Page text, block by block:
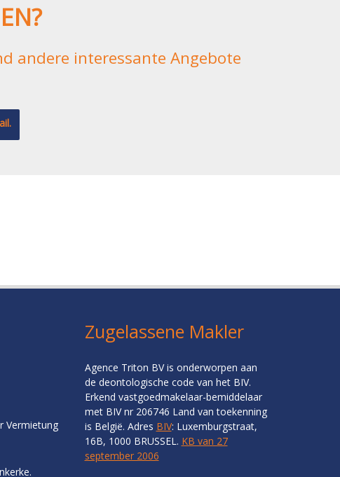
andere interessante Angebote
Vermietung
Zugelassene Makler
Agence Triton BV is onderworpen aan
de deontologische code van het BIV.
Erkend vastgoedmakelaar-bemiddelaar
met BIV nr 206746 Land van toekenning
is België. Adres BIV: Luxemburgstraat,
16B, 1000 BRUSSEL. KB van 27
september 2006